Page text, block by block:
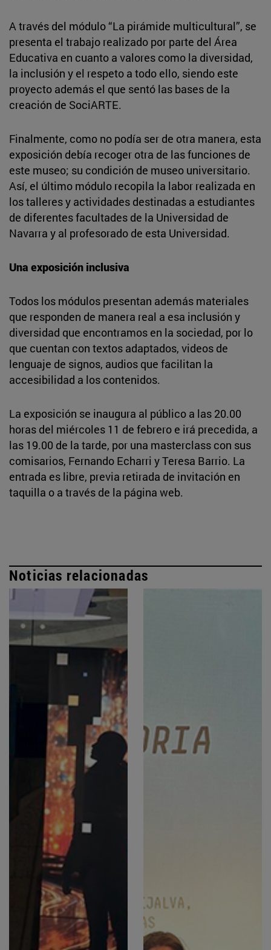
A través del módulo “La pirámide multicultural”, se
presenta el trabajo realizado por parte del Área
Educativa en cuanto a valores como la diversidad,
la inclusión y el respeto a todo ello, siendo este
proyecto además el que sentó las bases de la
creación de SociARTE.
Finalmente, como no podía ser de otra manera, esta
exposición debía recoger otra de las funciones de
este museo; su condición de museo universitario.
Así, el último módulo recopila la labor realizada en
los talleres y actividades destinadas a estudiantes
de diferentes facultades de la Universidad de
Navarra y al profesorado de esta Universidad.
Una exposición inclusiva
Todos los módulos presentan además materiales
que responden de manera real a esa inclusión y
diversidad que encontramos en la sociedad, por lo
que cuentan con textos adaptados, videos de
lenguaje de signos, audios que facilitan la
accesibilidad a los contenidos.
La exposición se inaugura al público a las 20.00
horas del miércoles 11 de febrero e irá precedida, a
las 19.00 de la tarde, por una masterclass con sus
comisarios, Fernando Echarri y Teresa Barrio. La
entrada es libre, previa retirada de invitación en
taquilla o a través de la página web.
Noticias relacionadas